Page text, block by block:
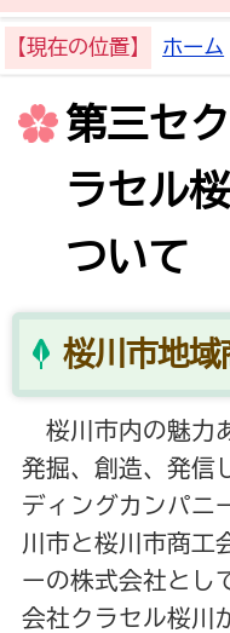
【現在の位置】 ホーム
第三セ
ラセル
ついて
桜川市地域
桜川市内の魅力
発掘、創造、発信
ディングカンパニ
川市と桜川市商工
ーの株式会社とし
会社クラセル桜川